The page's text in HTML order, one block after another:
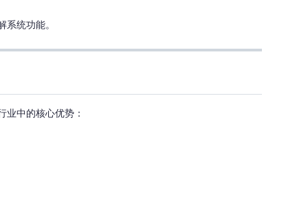
统功能。
中的核心优势：